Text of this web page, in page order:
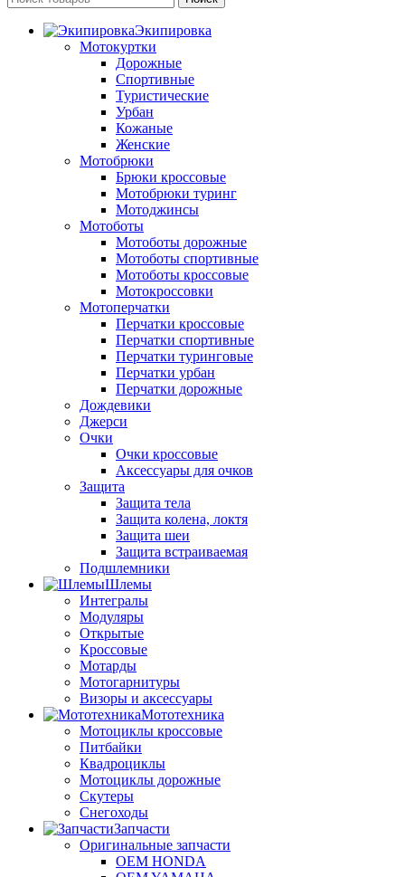
Экипировка
Мотокуртки
Дорожные
Спортивные
Туристические
Урбан
Кожаные
Женские
Мотобрюки
Брюки кроссовые
Мотобрюки туринг
Мотоджинсы
Мотоботы
Мотоботы дорожные
Мотоботы спортивные
Мотоботы кроссовые
Мотокроссовки
Мотоперчатки
Перчатки кроссовые
Перчатки спортивные
Перчатки туринговые
Перчатки урбан
Перчатки дорожные
Дождевики
Джерси
Очки
Очки кроссовые
Аксессуары для очков
Защита
Защита тела
Защита колена, локтя
Защита шеи
Защита встраиваемая
Подшлемники
Шлемы
Интегралы
Модуляры
Открытые
Кроссовые
Мотарды
Мотогарнитуры
Визоры и аксессуары
Мототехника
Мотоциклы кроссовые
Питбайки
Квадроциклы
Мотоциклы дорожные
Скутеры
Снегоходы
Запчасти
Оригинальные запчасти
OEM HONDA